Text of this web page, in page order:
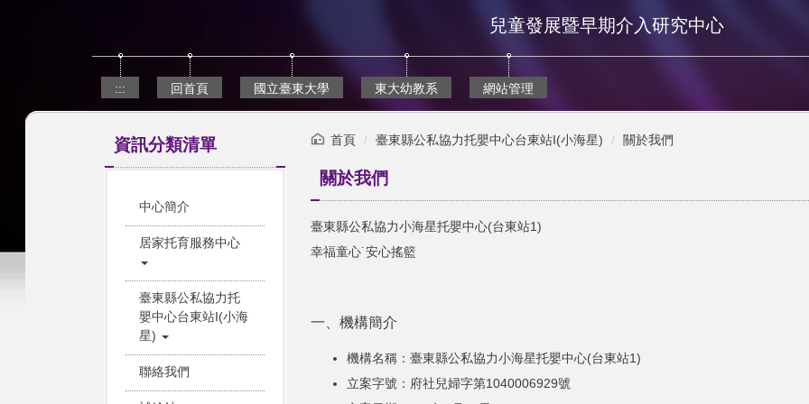
兒童發展暨早期介入研究中心
::: 回首頁 國立臺東大學 東大幼教系 網站管理
資訊分類清單
中心簡介
居家托育服務中心
臺東縣公私協力托
嬰中心台東站I(小海
星)
聯絡我們
首頁 臺東縣公私協力托嬰中心台東站I(小海星) 關於我們
關於我們
臺東縣公私協力小海星托嬰中心(台東站1)
幸福童心˙安心搖籃
一、機構簡介
機構名稱：臺東縣公私協力小海星托嬰中心(台東站1)
立案字號：府社兒婦字第1040006929號